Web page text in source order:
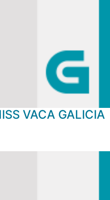
VACA GALICIA